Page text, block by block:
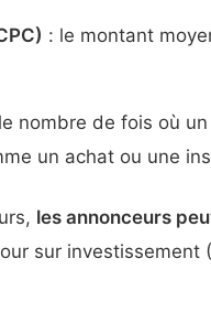
: le montant
nombre de fois où un
un achat ou une
les annonceurs
sur investissement